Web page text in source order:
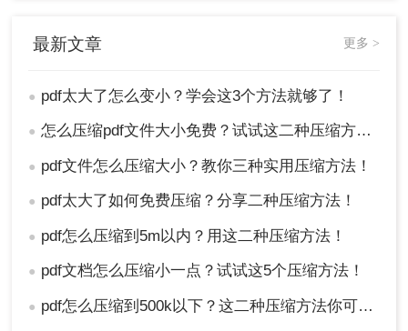
最新文章 更多 >
● pdf太大了怎么变小？学会这3个方法就够了！
● 怎么压缩pdf文件大小免费？试试这二种压缩方法！
● pdf文件怎么压缩大小？教你三种实用压缩方法！
● pdf太大了如何免费压缩？分享二种压缩方法！
● pdf怎么压缩到5m以内？用这二种压缩方法！
● pdf文档怎么压缩小一点？试试这5个压缩方法！
● pdf怎么压缩到500k以下？这二种压缩方法你可以轻松学会！